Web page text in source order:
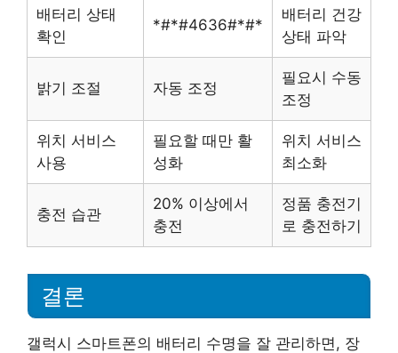
배터리 상태
확인
*#*#4636#*#*
배터리 건강
상태 파악
밝기 조절 자동 조정
필요시 수동
조정
위치 서비스
사용
필요할 때만 활
성화
위치 서비스
최소화
충전 습관
20% 이상에서
충전
정품 충전기
로 충전하기
결론
갤럭시 스마트폰의 배터리 수명을 잘 관리하면, 장